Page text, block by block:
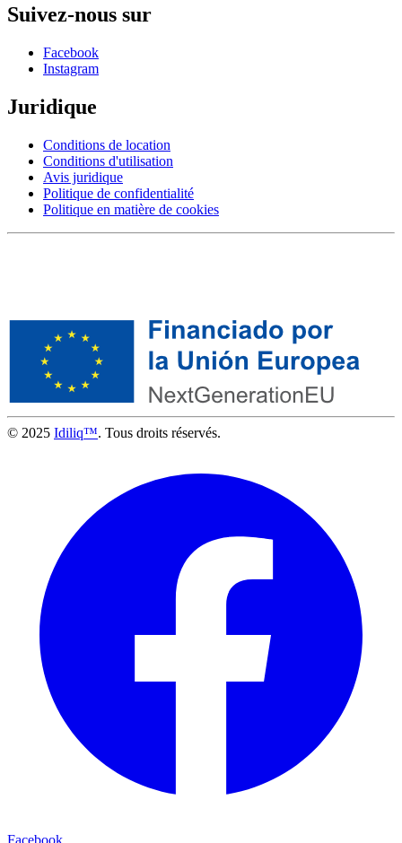
Suivez-nous sur
Facebook
Instagram
Juridique
Conditions de location
Conditions d'utilisation
Avis juridique
Politique de confidentialité
Politique en matière de cookies
© 2025 Idiliq™. Tous droits réservés.
Facebook